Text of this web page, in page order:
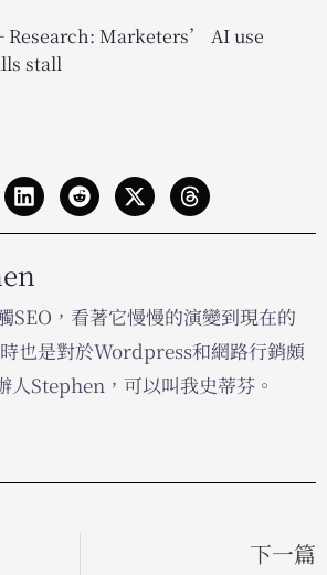
Research: Marketers’ AI use
stall
SEO，看著它慢慢的演變到現在的
也是對於Wordpress和網路行銷頗
人Stephen，可以叫我史蒂芬。
下一篇